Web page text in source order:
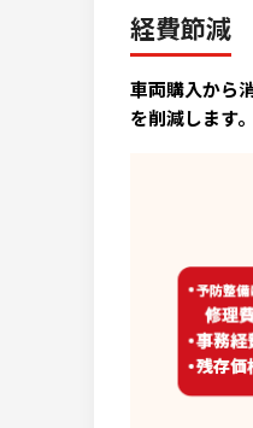
経費節減
車両購入から
を削減します。